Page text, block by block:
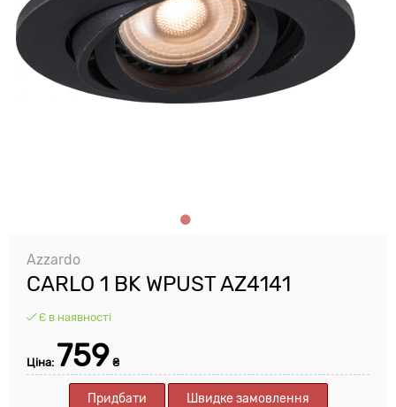
Azzardo
CARLO 1 BK WPUST AZ4141
Є в наявності
Ціна: 759 ₴
Придбати Швидке замовлення